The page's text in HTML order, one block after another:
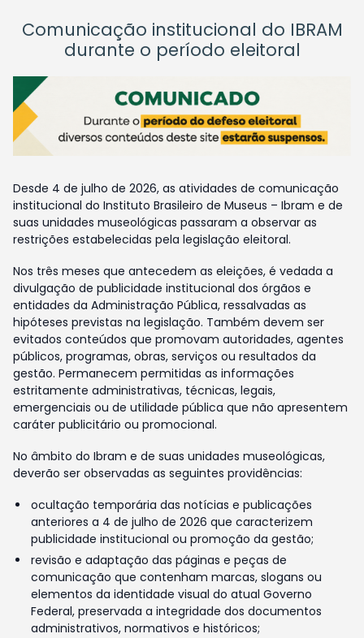
Comunicação institucional do IBRAM
durante o período eleitoral
Desde 4 de julho de 2026, as atividades de comunicação
institucional do Instituto Brasileiro de Museus – Ibram e de
suas unidades museológicas passaram a observar as
restrições estabelecidas pela legislação eleitoral.
Nos três meses que antecedem as eleições, é vedada a
divulgação de publicidade institucional dos órgãos e
entidades da Administração Pública, ressalvadas as
hipóteses previstas na legislação. Também devem ser
evitados conteúdos que promovam autoridades, agentes
públicos, programas, obras, serviços ou resultados da
gestão. Permanecem permitidas as informações
estritamente administrativas, técnicas, legais,
emergenciais ou de utilidade pública que não apresentem
caráter publicitário ou promocional.
No âmbito do Ibram e de suas unidades museológicas,
deverão ser observadas as seguintes providências:
ocultação temporária das notícias e publicações
anteriores a 4 de julho de 2026 que caracterizem
publicidade institucional ou promoção da gestão;
revisão e adaptação das páginas e peças de
comunicação que contenham marcas, slogans ou
elementos da identidade visual do atual Governo
Federal, preservada a integridade dos documentos
administrativos, normativos e históricos;